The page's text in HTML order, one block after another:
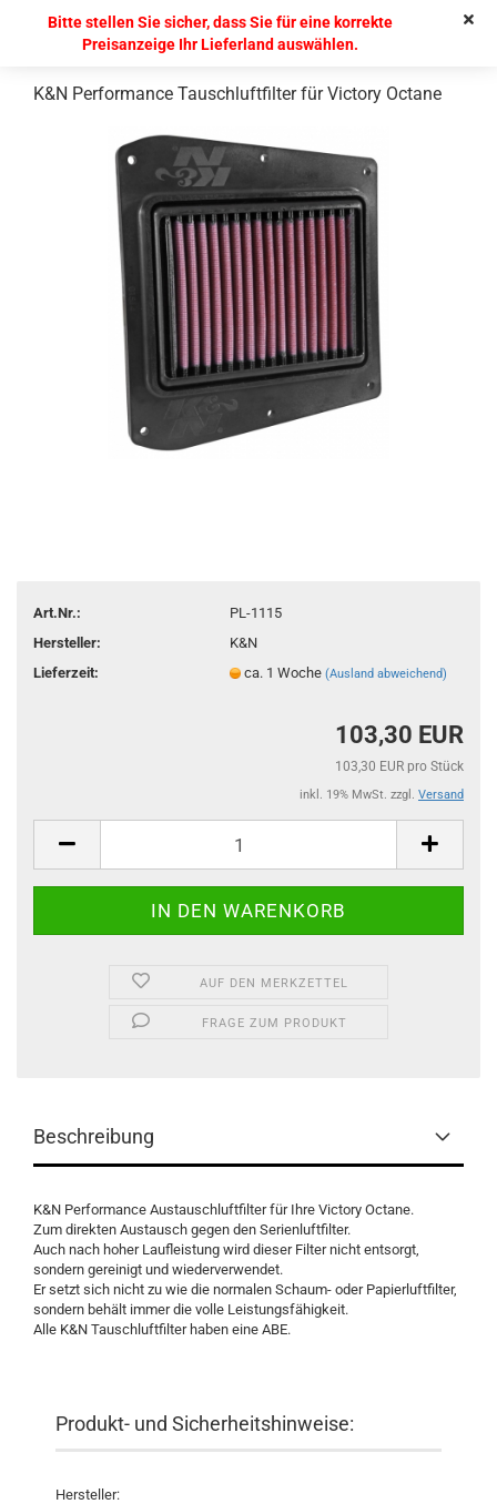
Bitte stellen Sie sicher, dass Sie für eine korrekte
Preisanzeige Ihr Lieferland auswählen.
K&N Performance Tauschluftfilter für Victory Octane
Art.Nr.:
PL-1115
Hersteller:
K&N
Lieferzeit:
ca. 1 Woche (Ausland abweichend)
103,30 EUR
103,30 EUR pro Stück
inkl. 19% MwSt. zzgl. Versand
AUF DEN MERKZETTEL
FRAGE ZUM PRODUKT
Beschreibung
K&N Performance Austauschluftfilter für Ihre Victory Octane.
Zum direkten Austausch gegen den Serienluftfilter.
Auch nach hoher Laufleistung wird dieser Filter nicht entsorgt,
sondern gereinigt und wiederverwendet.
Er setzt sich nicht zu wie die normalen Schaum- oder Papierluftfilter,
sondern behält immer die volle Leistungsfähigkeit.
Alle K&N Tauschluftfilter haben eine ABE.
Produkt- und Sicherheitshinweise:
Hersteller: